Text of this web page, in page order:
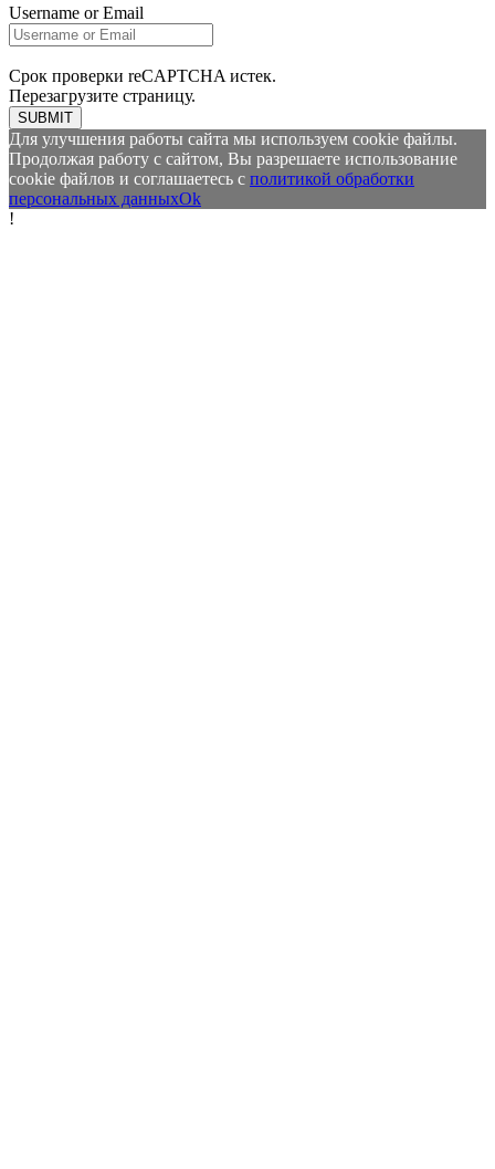
Username or Email
Срок проверки reCAPTCHA истек.
Перезагрузите страницу.
SUBMIT
Для улучшения работы сайта мы используем cookie файлы.
Продолжая работу с сайтом, Вы разрешаете использование
cookie файлов и соглашаетесь с политикой обработки
персональных данныхOk
!